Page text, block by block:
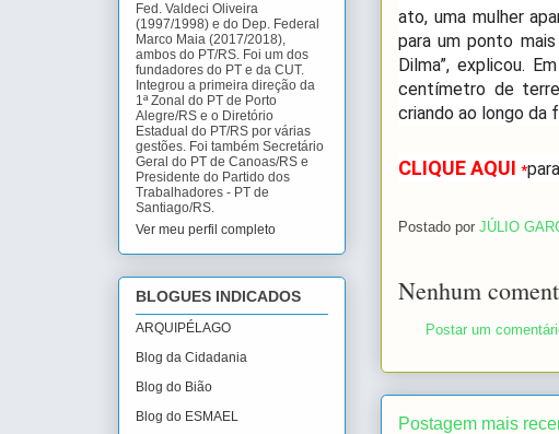
ato, uma mulher
para um ponto
Dilma”, explicou.
centímetro de
criando ao longo da
CLIQUE AQUI *
Postado por JÚLIO
Nenhum
Postar um
Postagem mais
Fed. Valdeci Oliveira
(1997/1998) e do Dep. Federal
Marco Maia (2017/2018),
ambos do PT/RS. Foi um dos
fundadores do PT e da CUT.
Integrou a primeira direção da
1ª Zonal do PT de Porto
Alegre/RS e o Diretório
Estadual do PT/RS por várias
gestões. Foi também Secretário
Geral do PT de Canoas/RS e
Presidente do Partido dos
Trabalhadores - PT de
Santiago/RS.
Ver meu perfil completo
BLOGUES INDICADOS
ARQUIPÉLAGO
Blog da Cidadania
Blog do Bião
Blog do ESMAEL